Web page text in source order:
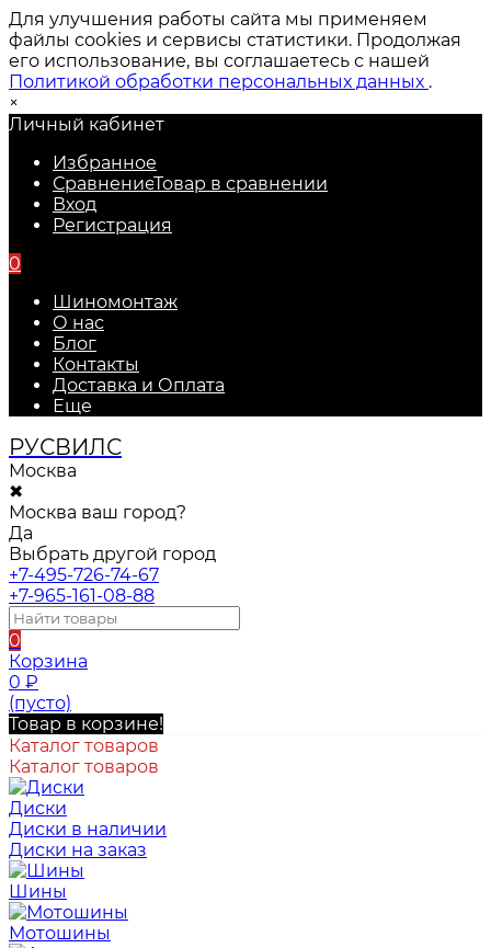
Для улучшения работы сайта мы применяем
файлы cookies и сервисы статистики. Продолжая
его использование, вы соглашаетесь с нашей
Политикой обработки персональных данных .
×
Личный кабинет
Избранное
СравнениеТовар в сравнении
Вход
Регистрация
0
Шиномонтаж
О нас
Блог
Контакты
Доставка и Оплата
Еще
РУСВИЛС
Москва
✖
Москва ваш город?
Да
Выбрать другой город
+7-495-726-74-67
+7-965-161-08-88
0
Корзина
0 ₽
(пусто)
Товар в корзине!
Каталог товаров
Каталог товаров
Диски
Диски в наличии
Диски на заказ
Шины
Мотошины